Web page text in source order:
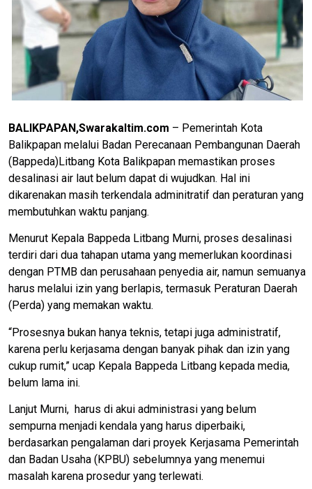
BALIKPAPAN,Swarakaltim.com – Pemerintah Kota
Balikpapan melalui Badan Perecanaan Pembangunan Daerah
(Bappeda)Litbang Kota Balikpapan memastikan proses
desalinasi air laut belum dapat di wujudkan. Hal ini
dikarenakan masih terkendala adminitratif dan peraturan yang
membutuhkan waktu panjang.
Menurut Kepala Bappeda Litbang Murni, proses desalinasi
terdiri dari dua tahapan utama yang memerlukan koordinasi
dengan PTMB dan perusahaan penyedia air, namun semuanya
harus melalui izin yang berlapis, termasuk Peraturan Daerah
(Perda) yang memakan waktu.
“Prosesnya bukan hanya teknis, tetapi juga administratif,
karena perlu kerjasama dengan banyak pihak dan izin yang
cukup rumit,” ucap Kepala Bappeda Litbang kepada media,
belum lama ini.
Lanjut Murni, harus di akui administrasi yang belum
sempurna menjadi kendala yang harus diperbaiki,
berdasarkan pengalaman dari proyek Kerjasama Pemerintah
dan Badan Usaha (KPBU) sebelumnya yang menemui
masalah karena prosedur yang terlewati.